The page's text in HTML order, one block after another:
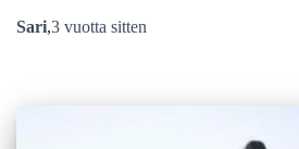
Sari,3 vuotta sitten